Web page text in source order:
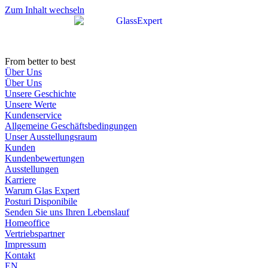
Zum Inhalt wechseln
From better to best
Über Uns
Über Uns
Unsere Geschichte
Unsere Werte
Kundenservice
Allgemeine Geschäftsbedingungen
Unser Ausstellungsraum
Kunden
Kundenbewertungen
Ausstellungen
Karriere
Warum Glas Expert
Posturi Disponibile
Senden Sie uns Ihren Lebenslauf
Homeoffice
Vertriebspartner
Impressum
Kontakt
EN